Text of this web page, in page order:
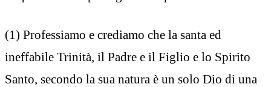
(1) Professiamo e crediamo che la santa ed
ineffabile Trinità, il Padre e il Figlio e lo Spirito
Santo, secondo la sua natura è un solo Dio di una